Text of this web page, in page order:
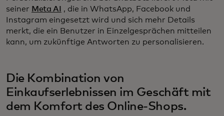
seiner Meta AI
, die in WhatsApp, Facebook und
Instagram eingesetzt wird und sich mehr Details
merkt, die ein Benutzer in Einzelgesprächen mitteilen
kann, um zukünftige Antworten zu personalisieren.
Die Kombination von
Einkaufserlebnissen im Geschäft mit
dem Komfort des Online-Shops.